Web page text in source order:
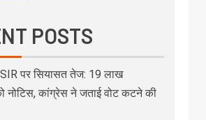
POSTS
पर सियासत तेज: 19 लाख
नोटिस, कांग्रेस ने जताई वोट कटने की